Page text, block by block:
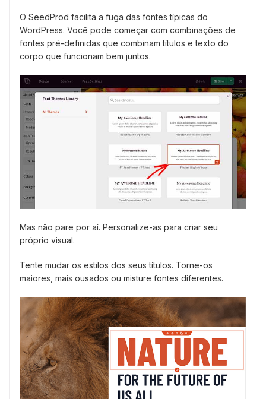
O SeedProd facilita a fuga das fontes típicas do
WordPress. Você pode começar com combinações de
fontes pré-definidas que combinam títulos e texto do
corpo que funcionam bem juntos.
Mas não pare por aí. Personalize-as para criar seu
próprio visual.
Tente mudar os estilos dos seus títulos. Torne-os
maiores, mais ousados ou misture fontes diferentes.